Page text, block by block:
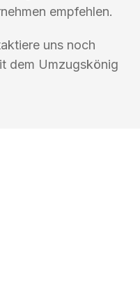
empfehlen.
uns noch
dem Umzugskönig